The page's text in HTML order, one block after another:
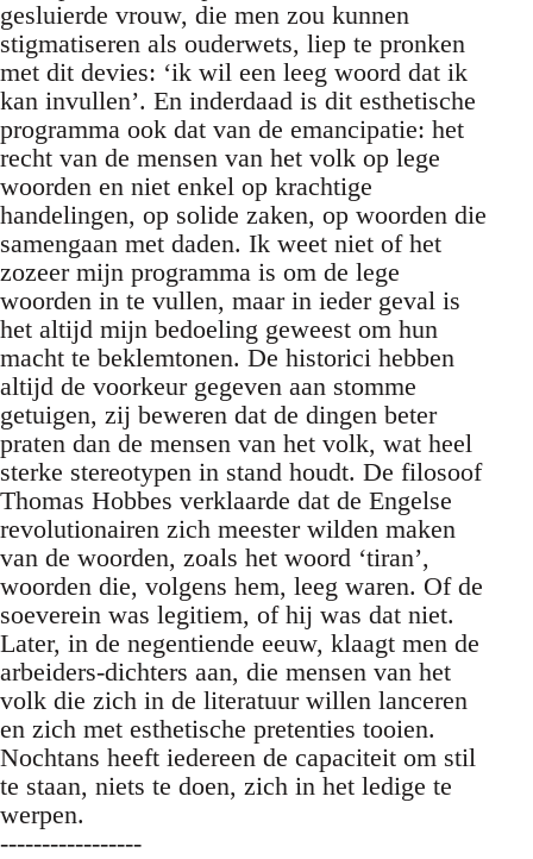
gesluierde vrouw, die men zou kunnen
stigmatiseren als ouderwets, liep te pronken
met dit devies: ‘ik wil een leeg woord dat ik
kan invullen’. En inderdaad is dit esthetische
programma ook dat van de emancipatie: het
recht van de mensen van het volk op lege
woorden en niet enkel op krachtige
handelingen, op solide zaken, op woorden die
samengaan met daden. Ik weet niet of het
zozeer mijn programma is om de lege
woorden in te vullen, maar in ieder geval is
het altijd mijn bedoeling geweest om hun
macht te beklemtonen. De historici hebben
altijd de voorkeur gegeven aan stomme
getuigen, zij beweren dat de dingen beter
praten dan de mensen van het volk, wat heel
sterke stereotypen in stand houdt. De filosoof
Thomas Hobbes verklaarde dat de Engelse
revolutionairen zich meester wilden maken
van de woorden, zoals het woord ‘tiran’,
woorden die, volgens hem, leeg waren. Of de
soeverein was legitiem, of hij was dat niet.
Later, in de negentiende eeuw, klaagt men de
arbeiders-dichters aan, die mensen van het
volk die zich in de literatuur willen lanceren
en zich met esthetische pretenties tooien.
Nochtans heeft iedereen de capaciteit om stil
te staan, niets te doen, zich in het ledige te
werpen.
-----------------